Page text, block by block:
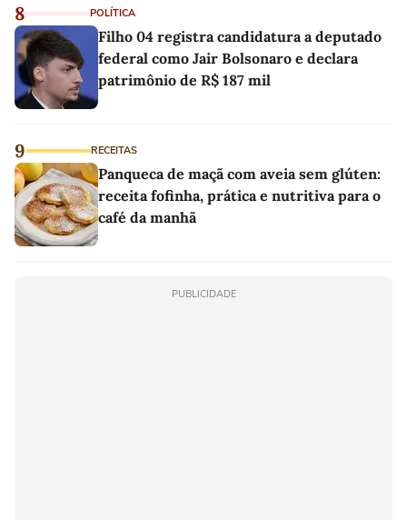
8 POLÍTICA
Filho 04 registra candidatura a deputado
federal como Jair Bolsonaro e declara
patrimônio de R$ 187 mil
9 RECEITAS
Panqueca de maçã com aveia sem glúten:
receita fofinha, prática e nutritiva para o
café da manhã
PUBLICIDADE